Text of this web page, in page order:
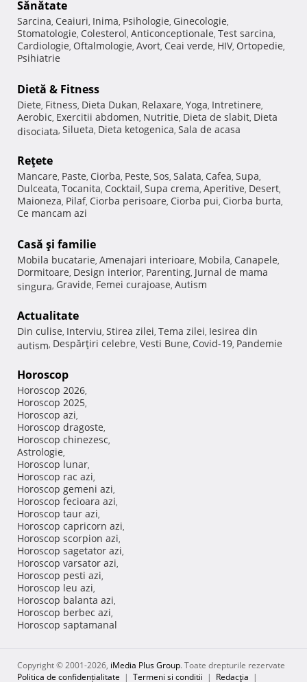
Sănătate
Sarcina, Ceaiuri, Inima, Psihologie, Ginecologie,
Stomatologie, Colesterol, Anticonceptionale, Test sarcina,
Cardiologie, Oftalmologie, Avort, Ceai verde, HIV, Ortopedie,
Psihiatrie
Dietă & Fitness
Diete, Fitness, Dieta Dukan, Relaxare, Yoga, Intretinere,
Aerobic, Exercitii abdomen, Nutritie, Dieta de slabit, Dieta
disociata, Silueta, Dieta ketogenica, Sala de acasa
Reţete
Mancare, Paste, Ciorba, Peste, Sos, Salata, Cafea, Supa,
Dulceata, Tocanita, Cocktail, Supa crema, Aperitive, Desert,
Maioneza, Pilaf, Ciorba perisoare, Ciorba pui, Ciorba burta,
Ce mancam azi
Casă şi familie
Mobila bucatarie, Amenajari interioare, Mobila, Canapele,
Dormitoare, Design interior, Parenting, Jurnal de mama
singura, Gravide, Femei curajoase, Autism
Actualitate
Din culise, Interviu, Stirea zilei, Tema zilei, Iesirea din
autism, Despărţiri celebre, Vesti Bune, Covid-19, Pandemie
Horoscop
Horoscop 2026,
Horoscop 2025,
Horoscop azi,
Horoscop dragoste,
Horoscop chinezesc,
Astrologie,
Horoscop lunar,
Horoscop rac azi,
Horoscop gemeni azi,
Horoscop fecioara azi,
Horoscop taur azi,
Horoscop capricorn azi,
Horoscop scorpion azi,
Horoscop sagetator azi,
Horoscop varsator azi,
Horoscop pesti azi,
Horoscop leu azi,
Horoscop balanta azi,
Horoscop berbec azi,
Horoscop saptamanal
Copyright © 2001-2026, iMedia Plus Group. Toate drepturile rezervate
Politica de confidențialitate | Termeni si conditii | Redacţia |